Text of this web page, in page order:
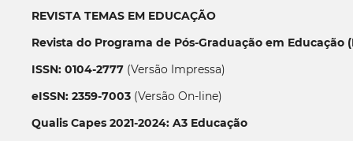
REVISTA TEMAS EM EDUCAÇÃO
Revista do Programa de Pós-Graduação em Educação
ISSN: 0104-2777(Versão Impressa)
eISSN: 2359-7003(Versão On-line)
Qualis Capes 2021-2024: A3 Educação